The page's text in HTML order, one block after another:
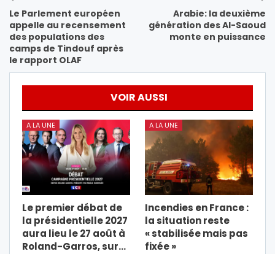
Le Parlement européen
appelle au recensement
des populations des
camps de Tindouf après
le rapport OLAF
Arabie: la deuxième
génération des Al-Saoud
monte en puissance
VOIR AUSSI
A LA UNE
Le premier débat de
la présidentielle 2027
aura lieu le 27 août à
Roland-Garros, sur…
A LA UNE
Incendies en France :
la situation reste
« stabilisée mais pas
fixée »